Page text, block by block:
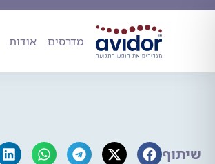
מדרסים אודות
מדרסים
שיתוף